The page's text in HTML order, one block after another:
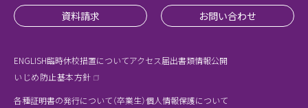
資料請求 お問い合わせ
ENGLISH臨時休校措置についてアクセス届出書類情報公開
いじめ防止基本方針
各種証明書の発行について（卒業生）個人情報保護について